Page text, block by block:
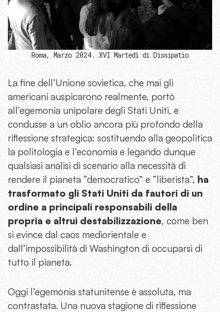
Roma, Marzo 2024. XVI Martedì di Dissipatio
La fine dell’Unione sovietica, che mai gli
americani auspicarono realmente, portò
all’egemonia unipolare degli Stati Uniti, e
condusse a un oblio ancora più profondo della
riflessione strategica: sostituendo alla geopolitica
la politologia e l’economia e legando dunque
qualsiasi analisi di scenario alla necessità di
rendere il pianeta “democratico” e “liberista”, ha
trasformato gli Stati Uniti da fautori di un
ordine a principali responsabili della
propria e altrui destabilizzazione, come ben
si evince dal caos mediorientale e
dall’impossibilità di Washington di occuparsi di
tutto il pianeta.
Oggi l’egemonia statunitense è assoluta, ma
contrastata. Una nuova stagione di riflessione